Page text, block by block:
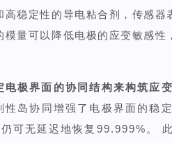
稳定性的导电粘合剂，传感器
量可以降低电极的应变敏感性
极界面的协同结构来构筑应
岛协同增强了电极界面的稳
可无延迟地恢复99.999%。